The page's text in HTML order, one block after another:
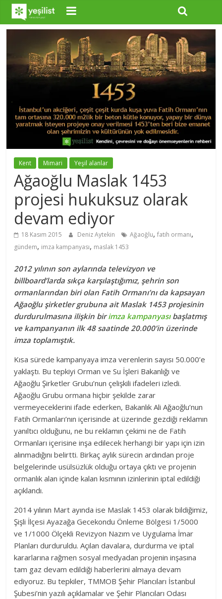
Kent Mimari Yeşil alanlar
Ağaoğlu Maslak 1453
projesi hukuksuz olarak
devam ediyor
18 Kasım 2015 Deniz Aytekin Ağaoğlu,fatih ormanı,
gündem, imza kampanyası, maslak 1453
2012 yılının son aylarında televizyon ve
billboard’larda sıkça karşılaştığımız, şehrin son
ormanlarından biri olan Fatih Ormanı’nı da kapsayan
Ağaoğlu şirketler grubuna ait Maslak 1453 projesinin
durdurulmasına ilişkin birimza kampanyasıbaşlatmış
ve kampanyanın ilk 48 saatinde 20.000’in üzerinde
imza toplamıştık.
Kısa sürede kampanyaya imza verenlerin sayısı 50.000’e
yaklaştı. Bu tepkiyi Orman ve Su İşleri Bakanlığı ve
Ağaoğlu Şirketler Grubu’nun çelişkili ifadeleri izledi.
Ağaoğlu Grubu ormana hiçbir şekilde zarar
vermeyeceklerini ifade ederken, Bakanlık Ali Ağaoğlu’nun
Fatih Ormanları’nın içerisinde at üzerinde gezdiği reklamın
yanıltıcı olduğunu, ne bu reklamın çekimi ne de Fatih
Ormanları içerisine inşa edilecek herhangi bir yapı için izin
alınmadığını belirtti. Birkaç aylık sürecin ardından proje
belgelerinde usülsüzlük olduğu ortaya çıktı ve projenin
ormanlık alan içinde kalan kısmının izinlerinin iptal edildiği
açıklandı.
2014 yılının Mart ayında ise Maslak 1453 olarak bildiğimiz,
Şişli İlçesi Ayazağa Gecekondu Önleme Bölgesi 1/5000
ve 1/1000 Ölçekli Revizyon Nazım ve Uygulama İmar
Planları durduruldu. Açılan davalara, durdurma ve iptal
kararlarına rağmen sosyal medyadan projenin inşasına
tam gaz devam edildiği haberlerini almaya devam
ediyoruz. Bu tepkiler, TMMOB Şehir Plancıları İstanbul
Şubesi’nin yazılı açıklamalar ve Şehir Plancıları Odası